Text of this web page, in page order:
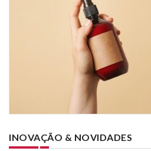
INOVAÇÃO & NOVIDADES